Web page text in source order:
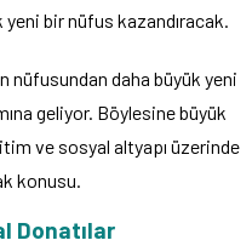
yeni bir nüfus kazandıracak.
nüfusundan daha büyük yeni
geliyor. Böylesine büyük
ve sosyal altyapı üzerinde
konusu.
Donatılar